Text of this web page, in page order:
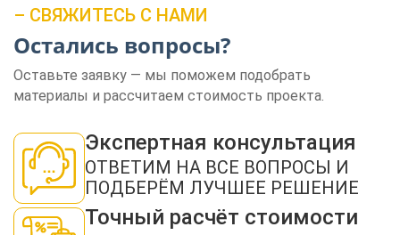
– СВЯЖИТЕСЬ С НАМИ
Остались вопросы?
Оставьте заявку — мы поможем подобрать
материалы и рассчитаем стоимость проекта.
Экспертная консультация
ОТВЕТИМ НА ВСЕ ВОПРОСЫ И
ПОДБЕРЁМ ЛУЧШЕЕ РЕШЕНИЕ
Точный расчёт стоимости